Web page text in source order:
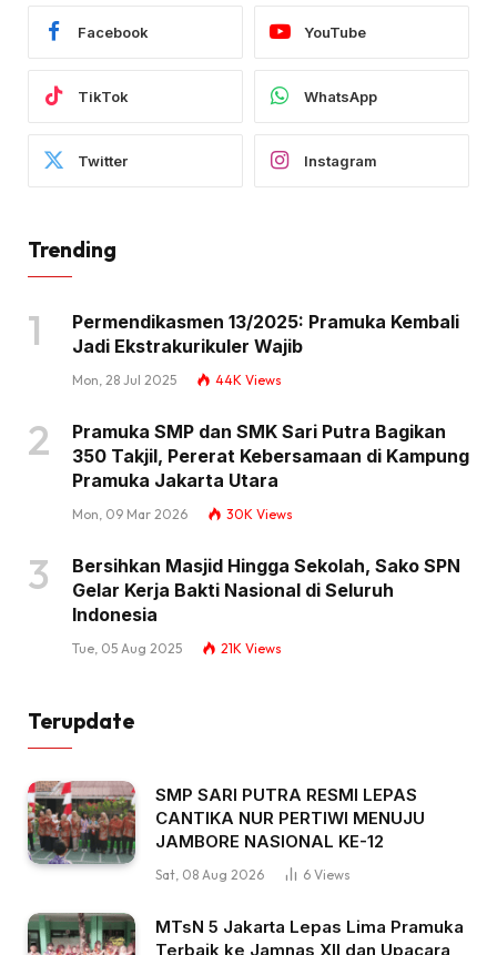
Facebook YouTube
TikTok WhatsApp
Twitter Instagram
Trending
Permendikasmen 13/2025: Pramuka Kembali
Jadi Ekstrakurikuler Wajib
Mon, 28 Jul 2025 44K Views
Pramuka SMP dan SMK Sari Putra Bagikan
350 Takjil, Pererat Kebersamaan di Kampung
Pramuka Jakarta Utara
Mon, 09 Mar 2026 30K Views
Bersihkan Masjid Hingga Sekolah, Sako SPN
Gelar Kerja Bakti Nasional di Seluruh
Indonesia
Tue, 05 Aug 2025 21K Views
Terupdate
SMP SARI PUTRA RESMI LEPAS
CANTIKA NUR PERTIWI MENUJU
JAMBORE NASIONAL KE-12
Sat, 08 Aug 2026 6 Views
MTsN 5 Jakarta Lepas Lima Pramuka
Terbaik ke Jamnas XII dan Upacara